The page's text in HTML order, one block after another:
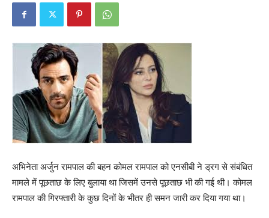
अभिनेता अर्जुन रामपाल की बहन कोमल रामपाल को एनसीबी ने ड्रग से संबंधित
मामले में पूछताछ के लिए बुलाया था जिसमें उनसे पूछताछ भी की गई थी। कोमल
रामपाल की गिरफ्तारी के कुछ दिनों के भीतर ही समन जारी कर दिया गया था।